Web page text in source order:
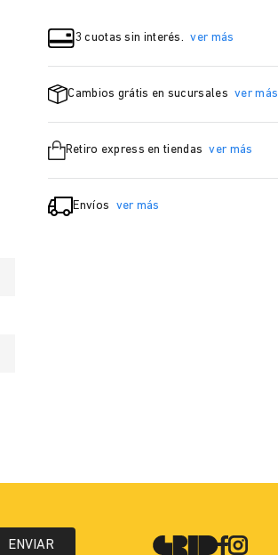
3 cuotas sin interés. ver más
Cambios grátis en sucursales ver más
Retiro express en tiendas ver más
Envíos ver más
ENVIAR